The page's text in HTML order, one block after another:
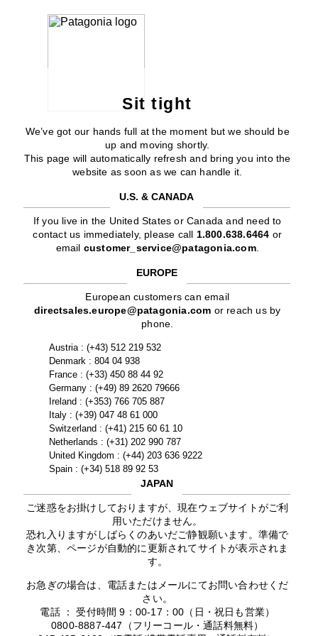
Sit tight
We’ve got our hands full at the moment but we should be
up and moving shortly.
This page will automatically refresh and bring you into the
website as soon as we can handle it.
U.S. & CANADA
If you live in the United States or Canada and need to
contact us immediately, please call 1.800.638.6464 or
email customer_service@patagonia.com.
EUROPE
European customers can email
directsales.europe@patagonia.com or reach us by
phone.
Austria : (+43) 512 219 532
Denmark : 804 04 938
France : (+33) 450 88 44 92
Germany : (+49) 89 2620 79666
Ireland : (+353) 766 705 887
Italy : (+39) 047 48 61 000
Switzerland : (+41) 215 60 61 10
Netherlands : (+31) 202 990 787
United Kingdom : (+44) 203 636 9222
Spain : (+34) 518 89 92 53
JAPAN
ご迷惑をお掛けしておりますが、現在ウェブサイトがご利
用いただけません。
恐れ入りますがしばらくのあいだご静観願います。準備で
き次第、ページが自動的に更新されてサイトが表示されま
す。
お急ぎの場合は、電話またはメールにてお問い合わせくだ
さい。
電話 ： 受付時間 9：00-17：00（日・祝日も営業）
0800-8887-447（フリーコール・通話料無料）